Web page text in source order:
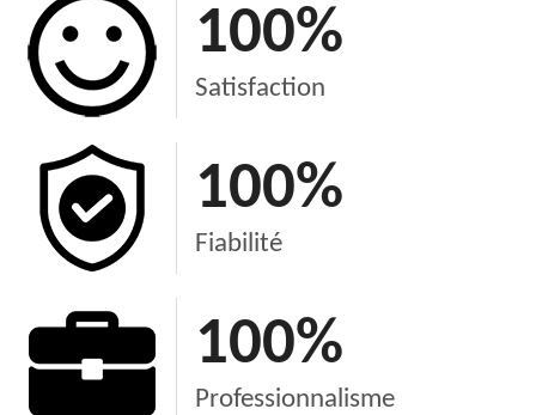
100%
Satisfaction
100%
Fiabilité
100%
Professionnalisme